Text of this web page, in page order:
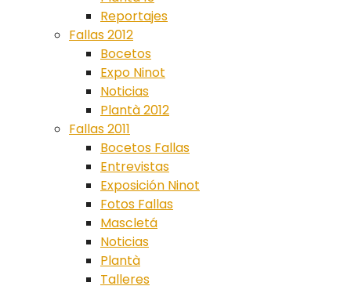
Reportajes
Fallas 2012
Bocetos
Expo Ninot
Noticias
Plantà 2012
Fallas 2011
Bocetos Fallas
Entrevistas
Exposición Ninot
Fotos Fallas
Mascletá
Noticias
Plantà
Talleres